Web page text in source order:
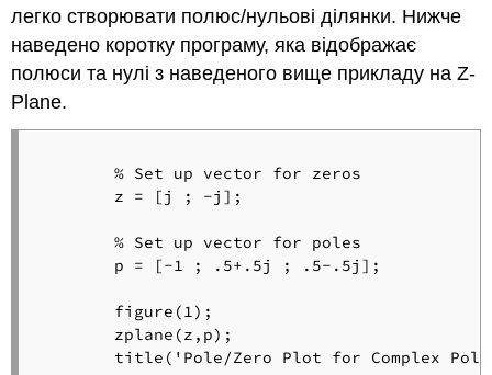
легко створювати полюс/нульові ділянки. Нижче
наведено коротку програму, яка відображає
полюси та нулі з наведеного вище прикладу на Z-
Plane.